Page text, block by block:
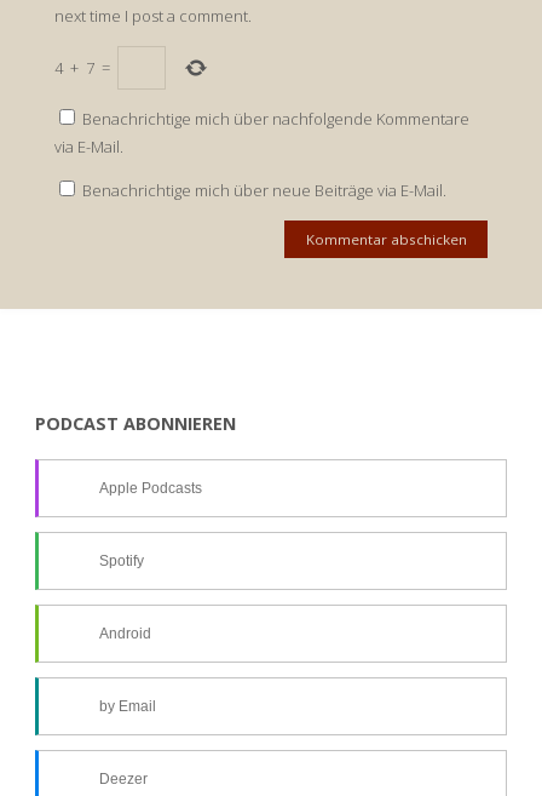
next time I post a comment.
4 + 7 =
Benachrichtige mich über nachfolgende Kommentare
via E-Mail.
Benachrichtige mich über neue Beiträge via E-Mail.
PODCAST ABONNIEREN
Apple Podcasts
Spotify
Android
by Email
Deezer